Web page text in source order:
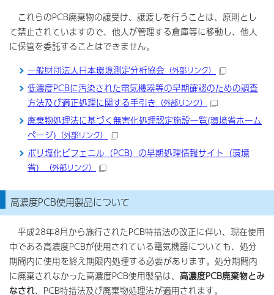
これらのPCB廃棄物の譲受け、譲渡しを行うことは、原則とし
て禁止されていますので、他人が管理する倉庫等に移動し、他人
に保管を委託することはできません。
一般財団法人日本環境測定分析協会 （外部リンク）
低濃度PCBに汚染された電気機器等の早期確認のための調査
方法及び適正処理に関する手引き （外部リンク）
廃棄物処理法に基づく無害化処理認定施設一覧(環境省ホーム
ページ) （外部リンク）
ポリ塩化ビフェニル（PCB）の早期処理情報サイト（環境
省）
（外部リンク）
高濃度PCB使用製品について
平成28年8月から施行されたPCB特措法の改正に伴い、現在使用
中である高濃度PCBが使用されている電気機器についても、処分
期間内に使用を終え期限内処理する必要があります。処分期間内
に廃棄されなかった高濃度PCB使用製品は、 高濃度PCB廃棄物とみ
なされ、PCB特措法及び廃棄物処理法が適用されます。